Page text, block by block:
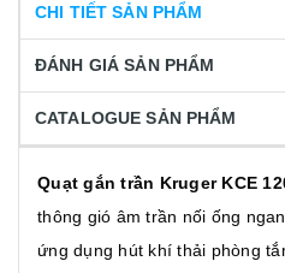
CHI TIẾT SẢN PHẨM
ĐÁNH GIÁ SẢN PHẨM
CATALOGUE SẢN PHẨM
Quạt gắn trần Kruger KCE
thông gió âm trần nối ống
ứng dụng hút khí thải phòng